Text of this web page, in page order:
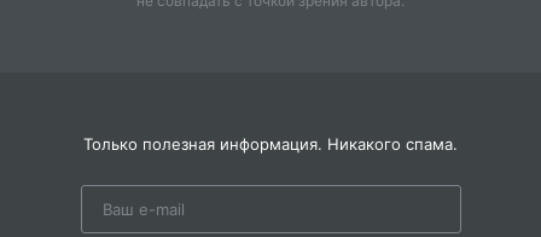
клей». Конструирование из
бумаги. Бумагопластика
Урок № 10. «Неожиданные
Только полезная информация. Никакого спама.